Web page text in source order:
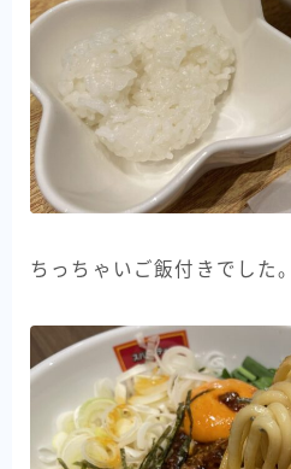
ちっちゃいご飯付きでした。